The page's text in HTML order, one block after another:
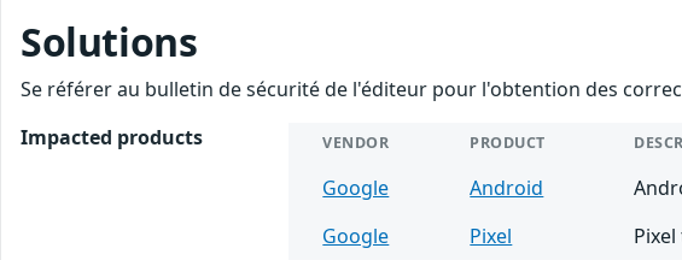
Solutions
Se référer au bulletin de sécurité de l'éditeur pour l'obtention des
Impacted products
VENDOR PRODUCT
Google Android
Google
Pixel